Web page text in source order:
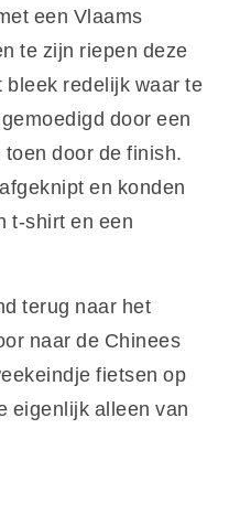
een Vlaams
te zijn riepen deze
bleek redelijk waar te
door een
door de finish.
en konden
t-shirt en een
terug naar het
naar de Chinees
fietsen op
eigenlijk alleen van